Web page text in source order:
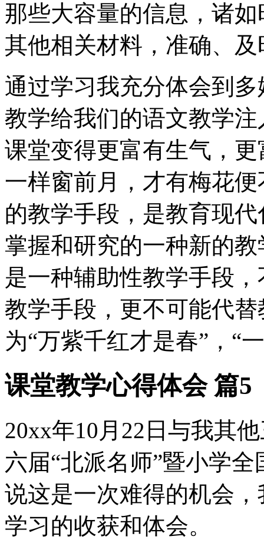
那些大容量的信息，诸
其他相关材料，准确、
通过学习我充分体会到
教学给我们的语文教学
课堂变得更富有生气，
一样窗前月，才有梅花
的教学手段，是教育现
掌握和研究的一种新的
是一种辅助性教学手段
教学手段，更不可能代
为“万紫千红才是春”，“
课堂教学心得体会 篇5
20xx年10月22日与我其
六届“北派名师”暨小学
说这是一次难得的机会
学习的收获和体会。